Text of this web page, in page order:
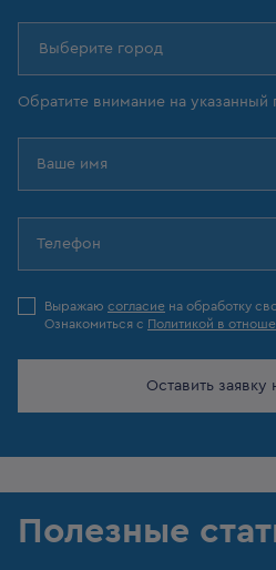
Выберите город
Обратите внимание на указанный
Выражаю согласие на обработку
Ознакомиться с Политикой в
Оставить заявку
Полезные